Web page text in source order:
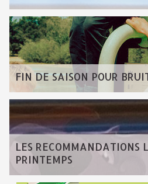
FIN DE SAISON POUR
LES RECOMMANDATIONS
PRINTEMPS